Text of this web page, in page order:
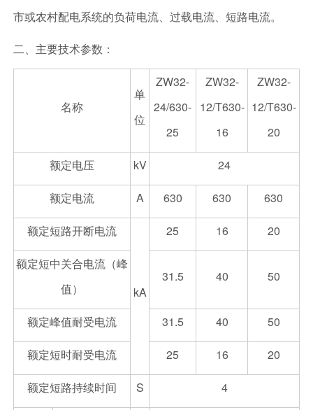
市或农村配电系统的负荷电流、过载电流、短路电流。
二、主要技术参数：
名称
单
位
ZW32-
24/630-
25
ZW32-
12/T630-
16
ZW32-
12/T630-
20
额定电压 kV 24
额定电流 A 630 630 630
额定短路开断电流
kA
25 16 20
额定短中关合电流（峰
值）
31.5 40 50
额定峰值耐受电流 31.5 40 50
额定短时耐受电流 25 16 20
额定短路持续时间 S 4